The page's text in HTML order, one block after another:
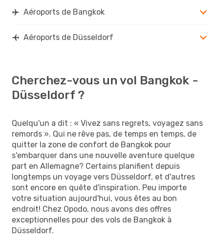
Aéroports de Bangkok
Aéroports de Düsseldorf
Cherchez-vous un vol Bangkok -
Düsseldorf ?
Quelqu'un a dit : « Vivez sans regrets, voyagez sans
remords ». Qui ne rêve pas, de temps en temps, de
quitter la zone de confort de Bangkok pour
s'embarquer dans une nouvelle aventure quelque
part en Allemagne? Certains planifient depuis
longtemps un voyage vers Düsseldorf, et d'autres
sont encore en quête d'inspiration. Peu importe
votre situation aujourd'hui, vous êtes au bon
endroit! Chez Opodo, nous avons des offres
exceptionnelles pour des vols de Bangkok à
Düsseldorf.